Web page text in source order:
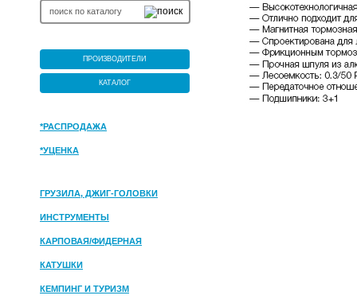
ПРОИЗВОДИТЕЛИ
КАТАЛОГ
*РАСПРОДАЖА
*УЦЕНКА
ГРУЗИЛА, ДЖИГ-ГОЛОВКИ
ИНСТРУМЕНТЫ
КАРПОВАЯ/ФИДЕРНАЯ
КАТУШКИ
КЕМПИНГ И ТУРИЗМ